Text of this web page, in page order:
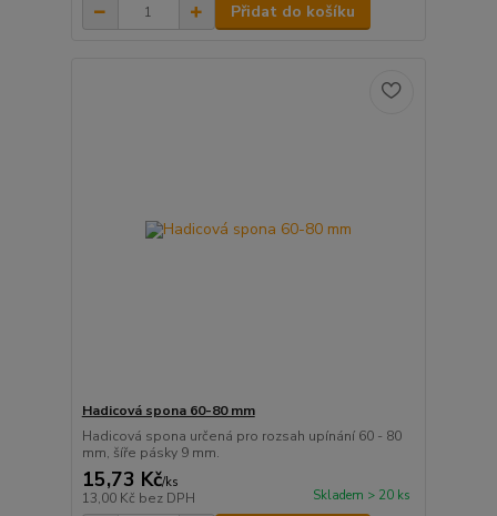
Přidat do košíku
Hadicová spona 60-80 mm
Hadicová spona určená pro rozsah upínání 60 - 80
mm, šíře pásky 9 mm.
15,73 Kč/ks
13,00 Kč bez DPH Skladem > 20 ks